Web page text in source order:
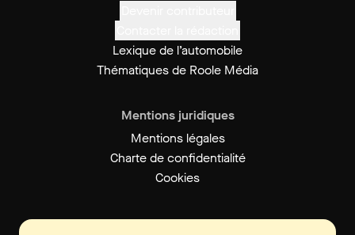
Lexique de l’automobile
Thématiques de Roole Média
Mentions juridiques
Mentions légales
Charte de confidentialité
Cookies